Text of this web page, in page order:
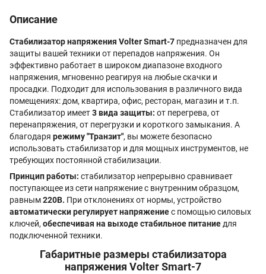
Описание
Стабилизатор напряжения Volter Smart-7 предназначен для
защиты вашей техники от перепадов напряжения. Он
эффективно работает в широком диапазоне входного
напряжения, мгновенно реагируя на любые скачки и
просадки. Подходит для использования в различного вида
помещениях: дом, квартира, офис, ресторан, магазин и т.п.
Стабилизатор имеет3 вида защиты: от перегрева, от
перенапряжения, от перегрузки и короткого замыкания. А
благодаря режиму "Транзит", вы можете безопасно
использовать стабилизатор и для мощных инструментов, не
требующих постоянной стабилизации.
Принцип работы: стабилизатор непрерывно сравнивает
поступающее из сети напряжение с внутренним образцом,
равным220В. При отклонениях от нормы, устройство
автоматически регулирует напряжениес помощью силовых
ключей, обеспечивая на выходе стабильное питание для
подключенной техники.
Габаритные размеры стабилизатора
напряжения Volter Smart-7